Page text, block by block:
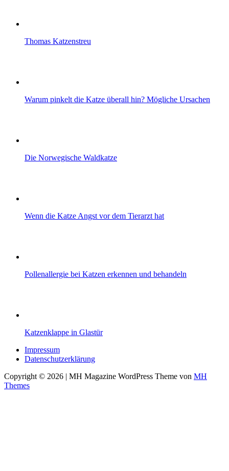
Thomas Katzenstreu
Warum pinkelt die Katze überall hin? Mögliche Ursachen
Die Norwegische Waldkatze
Wenn die Katze Angst vor dem Tierarzt hat
Pollenallergie bei Katzen erkennen und behandeln
Katzenklappe in Glastür
Impressum
Datenschutzerklärung
Copyright © 2026 | MH Magazine WordPress Theme von MH
Themes